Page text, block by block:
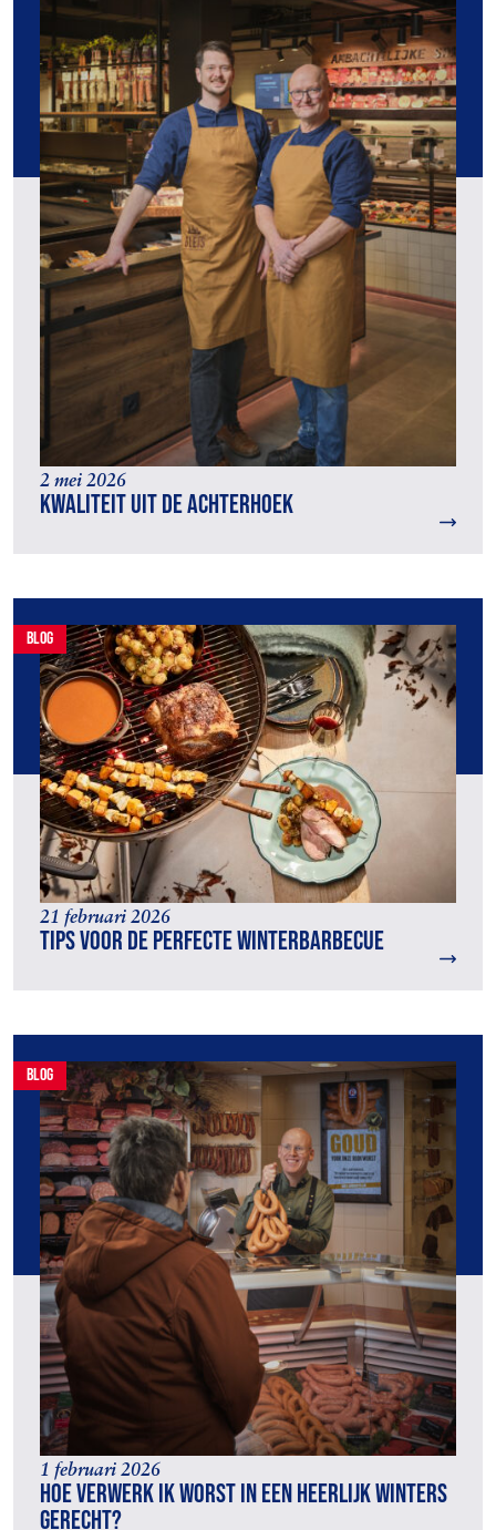
2 mei 2026
Kwaliteit uit de Achterhoek
blog
21 februari 2026
Tips voor de perfecte winterbarbecue
blog
1 februari 2026
Hoe verwerk ik worst in een heerlijk winters
gerecht?